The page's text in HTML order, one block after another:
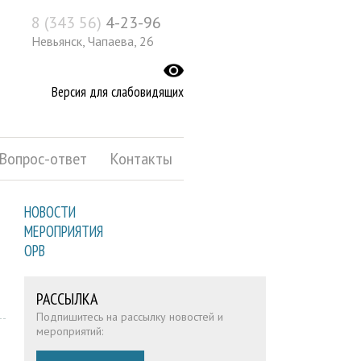
8 (343 56) 4-23-96
Невьянск, Чапаева, 26
Версия для слабовидящих
Вопрос-ответ Контакты
НОВОСТИ
МЕРОПРИЯТИЯ
ОРВ
РАССЫЛКА
Подпишитесь на рассылку новостей и
мероприятий: